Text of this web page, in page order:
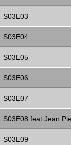
S03E03
S03E04
S03E05
S03E06
S03E07
S03E08 feat Jean
S03E09